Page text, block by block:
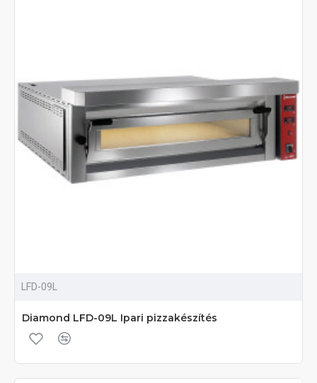
LFD-09L
Diamond LFD-09L Ipari pizzakészítés